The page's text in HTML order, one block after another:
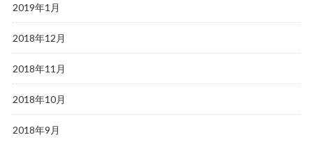
2019年1月
2018年12月
2018年11月
2018年10月
2018年9月